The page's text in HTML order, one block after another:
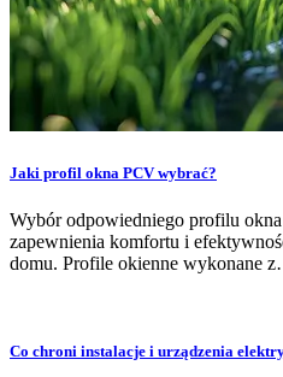
Jaki profil okna PCV wybrać?
Wybór odpowiedniego profilu
zapewnienia komfortu i
domu. Profile okienne wykonane
Co chroni instalacje i urządzenia